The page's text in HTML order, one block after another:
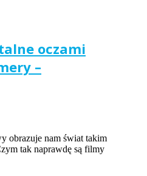
oczami
–
obrazuje nam świat takim
tak naprawdę są filmy